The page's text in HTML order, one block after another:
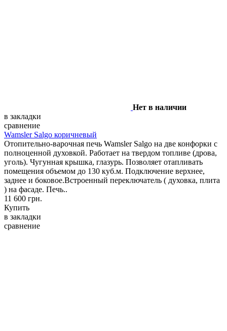
Нет в наличии
в закладки
сравнение
Wamsler Salgo коричневый
Отопительно-варочная печь Wamsler Salgo на две конфорки с
полноценной духовкой. Работает на твердом топливе (дрова,
уголь). Чугунная крышка, глазурь. Позволяет отапливать
помещения объемом до 130 куб.м. Подключение верхнее,
заднее и боковое.Встроенный переключатель ( духовка, плита
) на фасаде. Печь..
11 600 грн.
Купить
в закладки
сравнение